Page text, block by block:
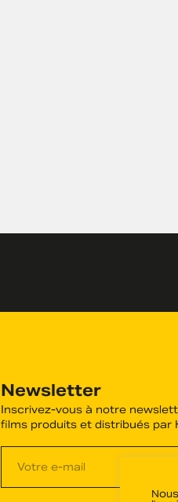
Newsletter
Inscrivez-vous à notre
films produits et distribués par